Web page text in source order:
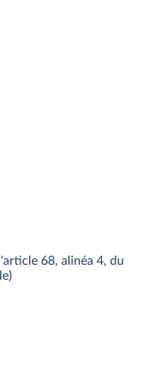
68, alinéa 4, du